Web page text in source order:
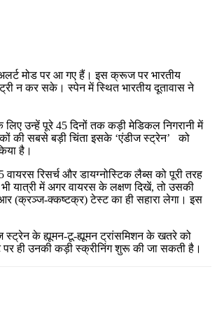
मोड पर आ गए हैं। इस क्रूज पर भारतीय
न कर सके। स्पेन में स्थित भारतीय दूतावास ने
उन्हें पूरे 45 दिनों तक कड़ी मेडिकल निगरानी में
की सबसे बड़ी चिंता इसके ‘एंडीज स्ट्रेन’ को
है।
रिसर्च और डायग्नोस्टिक लैब्स को पूरी तरह
यात्री में अगर वायरस के लक्षण दिखें, तो उसकी
(क्रञ्ज-क्कष्टक्र) टेस्ट का ही सहारा लेगा। इस
स्ट्रेन के ह्यूमन-टू-ह्यूमन ट्रांसमिशन के खतरे को
पर ही उनकी कड़ी स्क्रीनिंग शुरू की जा सकती है।